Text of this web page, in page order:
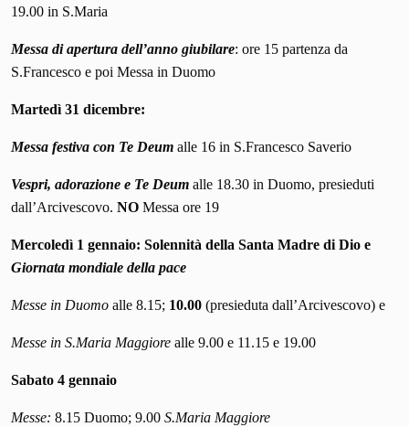
19.00 in S.Maria
Messa di apertura dell’anno giubilare: ore 15 partenza da
S.Francesco e poi Messa in Duomo
Martedì 31 dicembre:
Messa festiva con Te Deum alle 16 in S.Francesco Saverio
Vespri, adorazione e Te Deum alle 18.30 in Duomo, presieduti
dall’Arcivescovo. NO Messa ore 19
Mercoledì 1 gennaio: Solennità della Santa Madre di Dio e
Giornata mondiale della pace
Messe in Duomo alle 8.15; 10.00 (presieduta dall’Arcivescovo) e
Messe in S.Maria Maggiore alle 9.00 e 11.15 e 19.00
Sabato 4 gennaio
Messe: 8.15 Duomo; 9.00 S.Maria Maggiore